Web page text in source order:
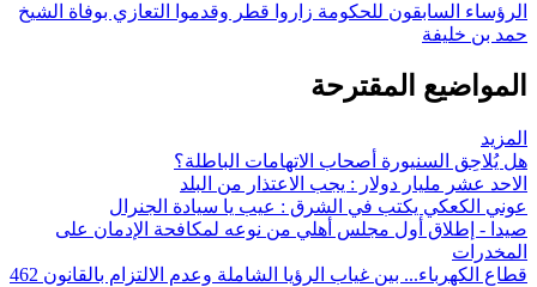
الرؤساء السابقون للحكومة زاروا قطر وقدموا التعازي بوفاة الشيخ
حمد بن خليفة
المواضيع المقترحة
المزيد
هل يُلاحِق السنيورة أصحاب الاتهامات الباطلة؟
الاحد عشر مليار دولار : يجب الاعتذار من البلد
عوني الكعكي يكتب في الشرق : عيب يا سيادة الجنرال
صيدا - إطلاق أول مجلس أهلي من نوعه لمكافحة الإدمان على
المخدرات
قطاع الكهرباء... بين غياب الرؤيا الشاملة وعدم الالتزام بالقانون 462